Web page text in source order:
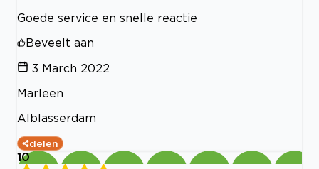
Goede service en snelle reactie
Beveelt aan
3 March 2022
Marleen
Alblasserdam
delen
10